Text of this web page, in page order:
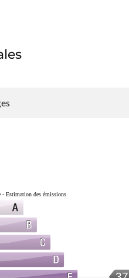
- Estimation des émissions